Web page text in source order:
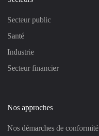
Secteur public
Santé
Industrie
Secteur financier
Nos approches
Nos démarches de conformité